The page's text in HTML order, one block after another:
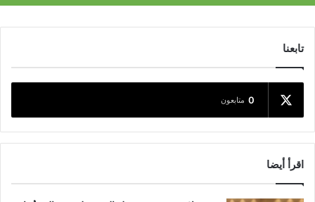
تابعنا
0 متابعون
اقرأ أيضا